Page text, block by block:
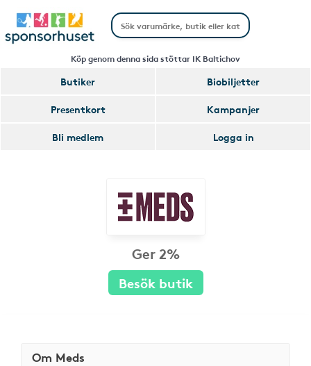
Köp genom denna sida stöttar IK Baltichov
Butiker
Biobiljetter
Presentkort
Kampanjer
Bli medlem
Logga in
Ger 2%
Besök butik
Om Meds